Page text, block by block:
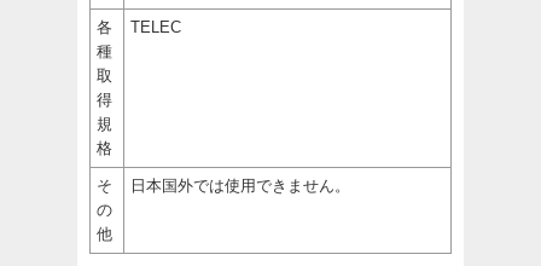
各
種
取
得
規
格
TELEC
そ
の
他
日本国外では使用できません。